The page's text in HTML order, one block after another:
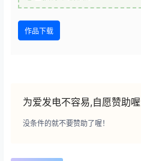
作品下载
为爱发电不容易,自愿赞助喔
没条件的就不要赞助了喔！